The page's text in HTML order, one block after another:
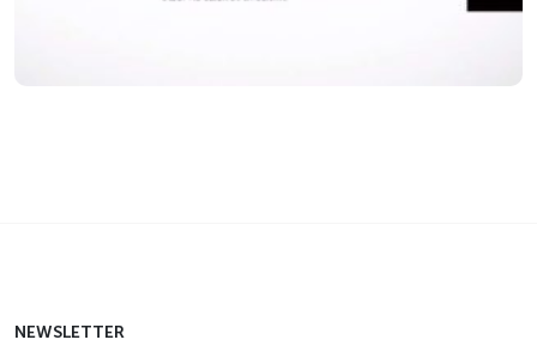
NEWSLETTER